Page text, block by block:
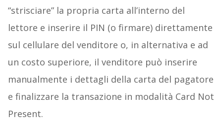
“strisciare” la propria carta all’interno del
lettore e inserire il PIN (o firmare) direttamente
sul cellulare del venditore o, in alternativa e ad
un costo superiore, il venditore può inserire
manualmente i dettagli della carta del pagatore
e finalizzare la transazione in modalità Card Not
Present.